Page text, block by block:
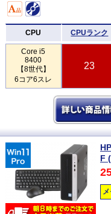
CPU CPUランク
Core i5
8400
【8世代】
6コア6スレ
23
F